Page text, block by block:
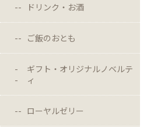
ドリンク・お酒
ご飯のおとも
ギフト・オリジナルノベルテ
ィ
ローヤルゼリー